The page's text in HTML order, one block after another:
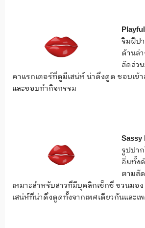
ริมฝีป
ด้านล่
สัดส่ว
คาแรกเตอร์ที่ดูมีเสน่ห์ น่าดึงดูด ชอบเข้
และชอบทำกิจกรรม
Sassy
รูปปา
อิ่มทั้ง
ตามสั
เหมาะสำหรับสาวที่มีบุคลิกเซ็กซี่ ชวนมอง
เสน่ห์ที่น่าดึงดูดทั้งจากเพศเดียวกันและเ